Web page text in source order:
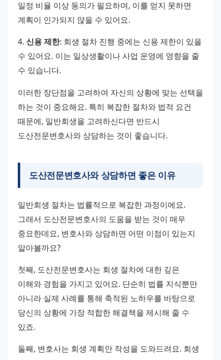
일정 비율 이상 동의가 필요하며, 이를 얻지 못하면
계획이 인가되지 않을 수 있어요.
4. 신용 제한: 회생 절차 진행 중에는 신용 제한이 있을
수 있어요. 이는 일상생활이나 사업 운영에 영향을 줄
수 있습니다.
이러한 장단점을 고려하여 자신의 상황에 맞는 선택을
하는 것이 중요해요. 특히 복잡한 절차와 법적 요건
때문에, 일반회생을 고려하신다면 반드시
도산전문변호사와 상담하는 것이 좋습니다.
도산전문변호사와 상담하면 좋은 이유
일반회생 절차는 법률적으로 복잡한 과정이에요.
그래서 도산전문변호사의 도움을 받는 것이 매우
중요한데요, 변호사와 상담하면 어떤 이점이 있는지
알아볼까요?
첫째, 도산전문변호사는 회생 절차에 대한 깊은
이해와 경험을 가지고 있어요. 단순히 법률 지식뿐만
아니라 실제 사례를 통해 축적된 노하우를 바탕으로
당신의 상황에 가장 적합한 해결책을 제시해 줄 수
있죠.
둘째, 변호사는 회생 계획안 작성을 도와드려요. 회생